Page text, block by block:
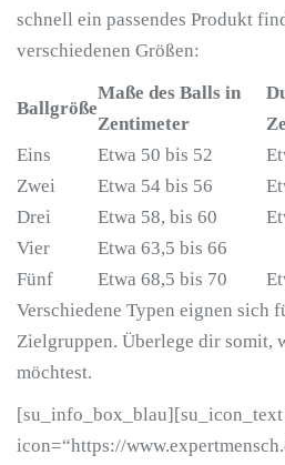
schnell ein passendes Produkt
verschiedenen Größen:
Ballgröße
Maße des Balls in
Zentimeter
Eins
Etwa 50 bis 52
Zwei
Etwa 54 bis 56
Drei
Etwa 58, bis 60
Vier
Etwa 63,5 bis 66
Fünf
Etwa 68,5 bis 70
Verschiedene Typen eignen sich
Zielgruppen. Überlege dir somit,
möchtest.
icon=“https://